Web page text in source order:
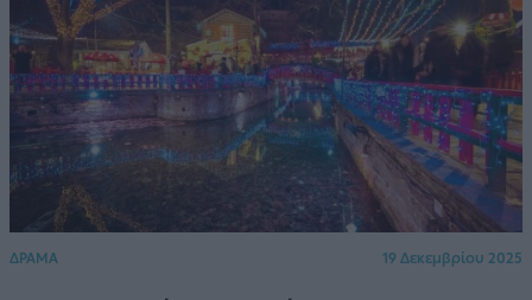
ΔΡΑΜΑ 19 Δεκεμβρίου 2025